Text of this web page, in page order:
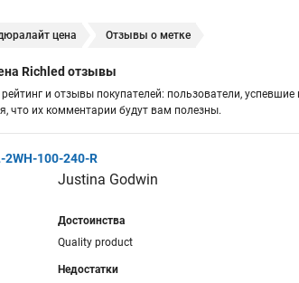
цена Отзывы о метке
Richled отзывы
и отзывы покупателей: пользователи,
что их комментарии будут вам полезны.
100-240-R
Justina Godwin
Достоинства
Quality product
Недостатки